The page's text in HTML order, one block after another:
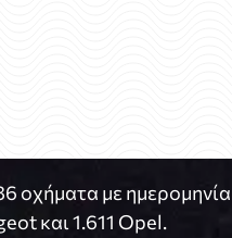
οχήματα με ημερομηνία
και 1.611 Opel.